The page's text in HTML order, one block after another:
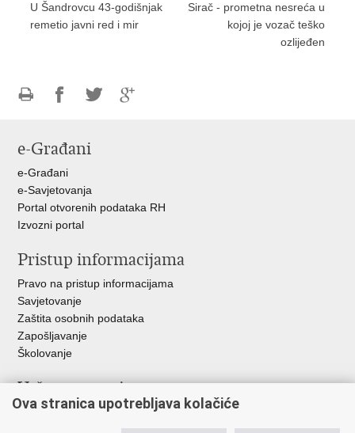
U Šandrovcu 43-godišnjak
remetio javni red i mir
Sirač - prometna nesreća u
kojoj je vozač teško
ozlijeđen
FacebookuTwitteru
e-Građani
e-Građani
e-Savjetovanja
Portal otvorenih podataka RH
Izvozni portal
Pristup informacijama
Pravo na pristup informacijama
Savjetovanje
Zaštita osobnih podataka
Zapošljavanje
Školovanje
Važne poveznice
Ministarstvo unutarnjih poslova
Ova stranica upotrebljava kolačiće